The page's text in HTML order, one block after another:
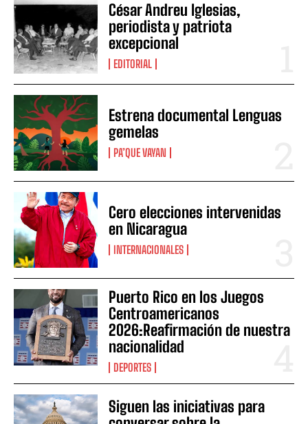
César Andreu Iglesias,
periodista y patriota
excepcional
EDITORIAL
Estrena documental Lenguas
gemelas
PA’QUE VAYAN
Cero elecciones intervenidas
en Nicaragua
INTERNACIONALES
Puerto Rico en los Juegos
Centroamericanos
2026:Reafirmación de nuestra
nacionalidad
DEPORTES
Siguen las iniciativas para